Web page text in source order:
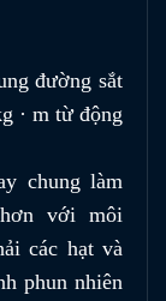
đường sắt
· m từ động
chung làm
với môi
các hạt và
phun nhiên